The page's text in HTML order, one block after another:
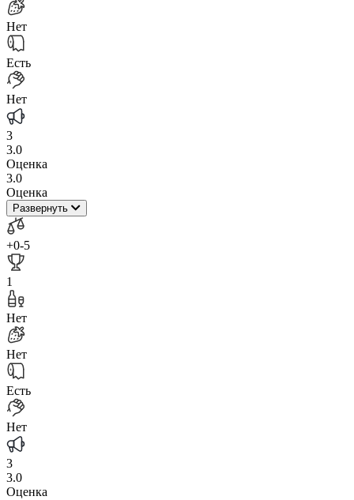
Нет
Есть
Нет
3
3.0
Оценка
3.0
Оценка
Развернуть
+0-5
1
Нет
Нет
Есть
Нет
3
3.0
Оценка